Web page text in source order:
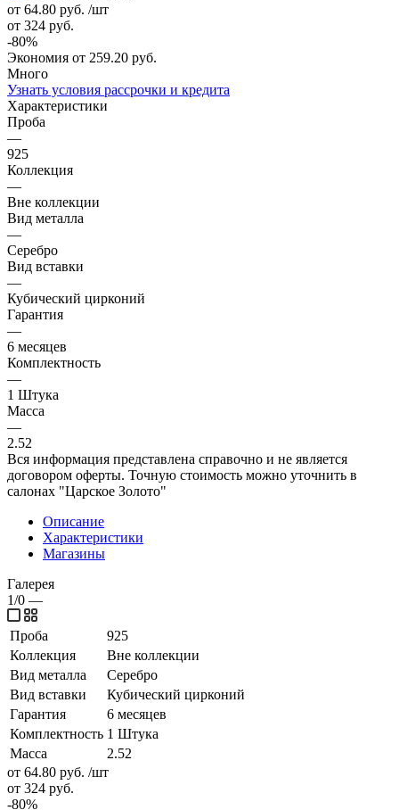
от 64.80 руб. /шт
от 324 руб.
-80%
Экономия от 259.20 руб.
Много
Узнать условия рассрочки и кредита
Характеристики
Проба
—
925
Коллекция
—
Вне коллекции
Вид металла
—
Серебро
Вид вставки
—
Кубический цирконий
Гарантия
—
6 месяцев
Комплектность
—
1 Штука
Масса
—
2.52
Вся информация представлена справочно и не является
договором оферты. Точную стоимость можно уточнить в
салонах "Царское Золото"
Описание
Характеристики
Магазины
Галерея
1/0 —
Проба
925
Коллекция
Вне коллекции
Вид металла
Серебро
Вид вставки
Кубический цирконий
Гарантия
6 месяцев
Комплектность 1 Штука
Масса
2.52
от 64.80 руб. /шт
от 324 руб.
-80%